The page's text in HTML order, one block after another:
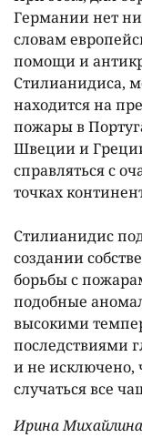
Германии нет
словам
помощи и
Стилианидиса,
находится на
пожары в
Швеции и
справляться с
точках
Стилианидис
создании
борьбы с
подобные
высокими
последствиями
и не исключено,
случаться все
Ирина Михайлина